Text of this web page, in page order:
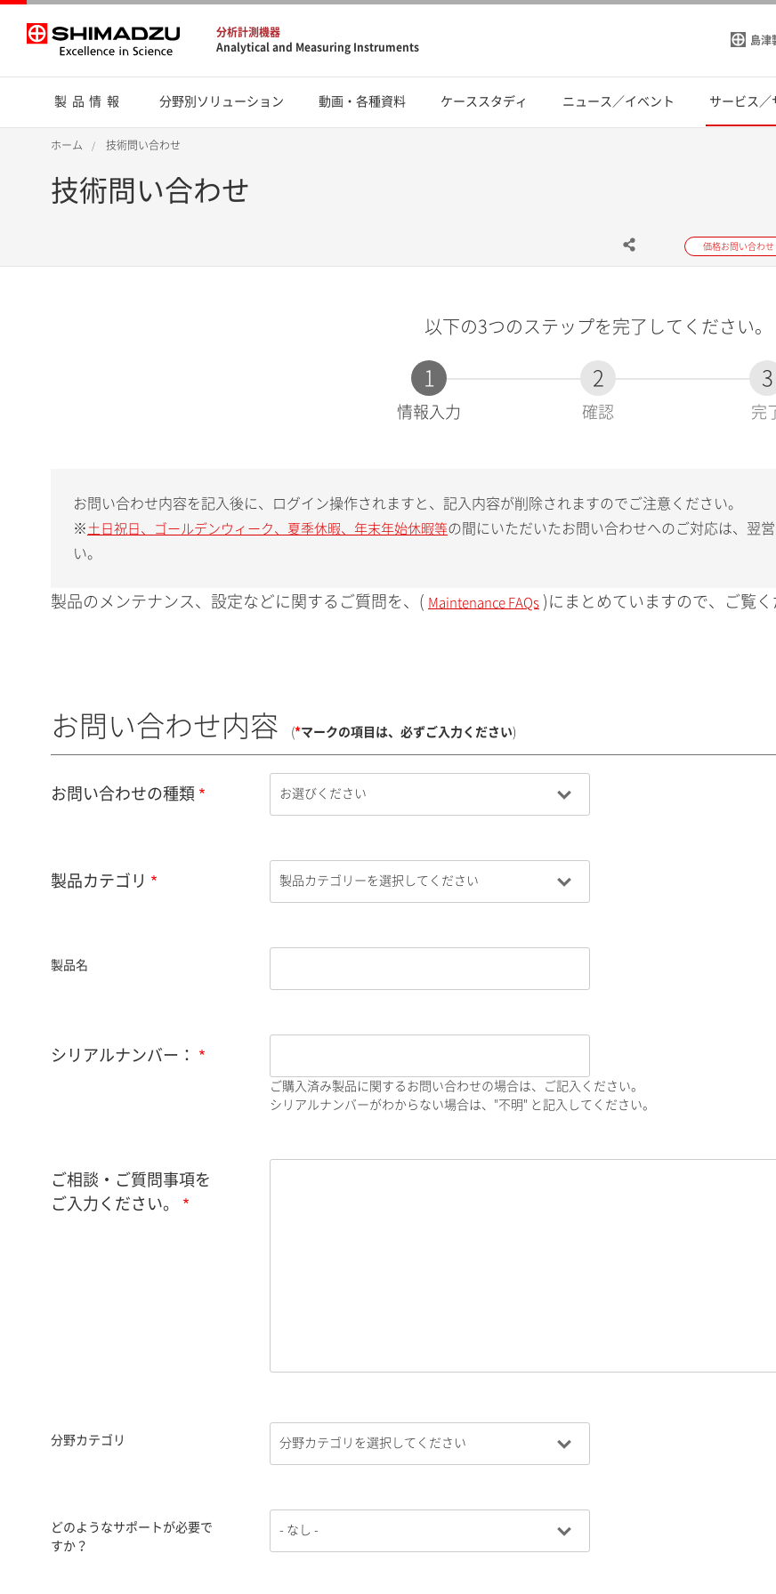
分析計測機器
Analytical and Measuring Instruments
島津
製品情報 分野別ソリューション 動画・各種資料 ケーススタディ ニュース／イベント サービス／
ホーム 技術問い合わせ
技術問い合わせ
価格お問い合わせ
以下の3つのステップを完了してください。
1
現
情報入力
2
確認
3
完
お問い合わせ内容を記入後に、ログイン操作されますと、記入内容が削除されますのでご注意ください。
※ 土日祝日、ゴールデンウィーク、夏季休暇、年末年始休暇等の間にいただいたお問い合わせへのご対応は、翌
い。
製品のメンテナンス、設定などに関するご質問を、( Maintenance FAQs )にまとめていますので、ご覧く
お問い合わせ内容 (*マークの項目は、必ずご入力ください)
お問い合わせの種類
製品カテゴリ
製品名
シリアルナンバー：
ご購入済み製品に関するお問い合わせの場合は、ご記入ください。
シリアルナンバーがわからない場合は、"不明" と記入してください。
ご相談・ご質問事項を
ご入力ください。
分野カテゴリ
どのようなサポートが必要で
すか？